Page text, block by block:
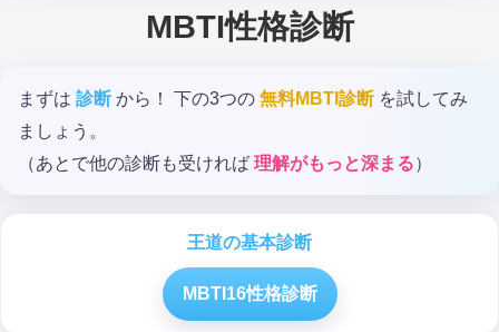
MBTI性格診断
まずは 診断 から！ 下の3つの 無料MBTI診断を試してみ
ましょう。
（あとで他の診断も受ければ 理解がもっと深まる）
王道の基本診断
MBTI16性格診断